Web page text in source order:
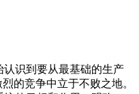
识到要从最基础的生产
的竞争中立于不败之地。